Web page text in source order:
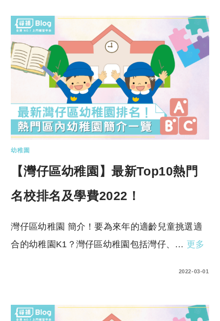
幼稚園
【灣仔區幼稚園】最新Top10熱門
名校排名及學費2022！
灣仔區幼稚園 簡介！要為來年的適齡兒童挑選適
合的幼稚園K1？灣仔區幼稚園包括灣仔、… 更多
2022-03-01